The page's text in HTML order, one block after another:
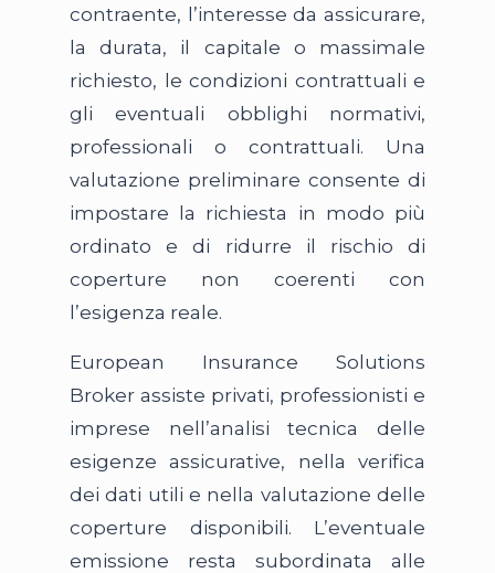
contraente, l’interesse da assicurare,
la durata, il capitale o massimale
richiesto, le condizioni contrattuali e
gli eventuali obblighi normativi,
professionali o contrattuali. Una
valutazione preliminare consente di
impostare la richiesta in modo più
ordinato e di ridurre il rischio di
coperture non coerenti con
l’esigenza reale.
European Insurance Solutions
Broker assiste privati, professionisti e
imprese nell’analisi tecnica delle
esigenze assicurative, nella verifica
dei dati utili e nella valutazione delle
coperture disponibili. L’eventuale
emissione resta subordinata alle